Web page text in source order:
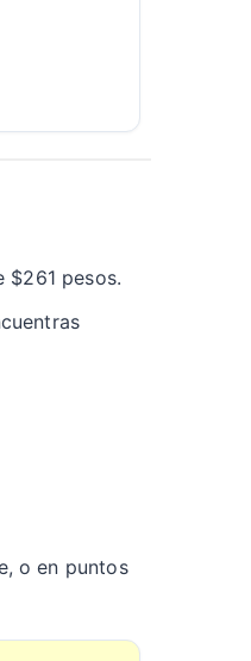
$261 pesos.
o en puntos